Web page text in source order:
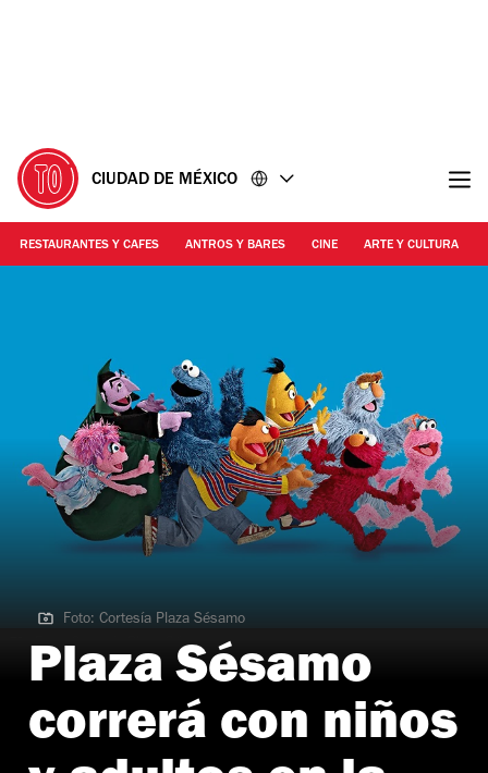
CIUDAD DE MÉXICO
RESTAURANTES Y CAFES ANTROS Y BARES CINE ARTE Y CULTURA
Foto: Cortesía Plaza Sésamo
Foto: Cortesía Plaza Sésamo
Plaza Sésamo
correrá con niños